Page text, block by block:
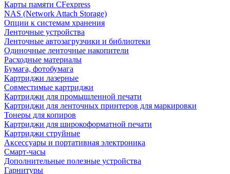
Карты памяти CFexpress
NAS (Network Attach Storage)
Опции к системам хранения
Ленточные устройства
Ленточные автозагрузчики и библиотеки
Одиночные ленточные накопители
Расходные материалы
Бумага, фотобумага
Картриджи лазерные
Совместимые картриджи
Картриджи для промышленной печати
Картриджи для ленточных принтеров для маркировки
Тонеры для копиров
Картриджи для широкоформатной печати
Картриджи струйные
Аксессуары и портативная электроника
Смарт-часы
Дополнительные полезные устройства
Гарнитуры